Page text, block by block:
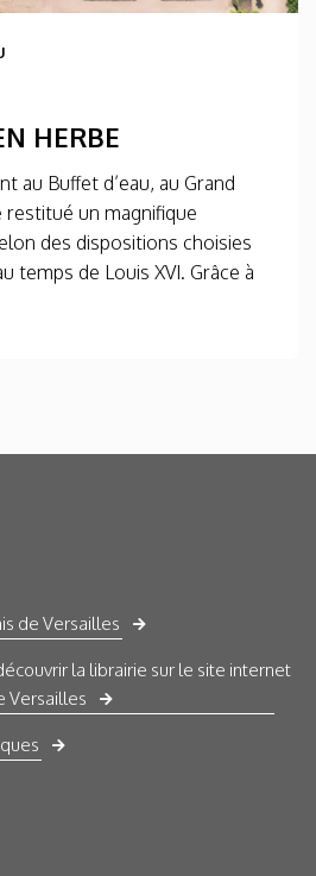
HERBE
au Buffet d’eau, au Grand
restitué un magnifique
des dispositions choisies
temps de Louis XVI. Grâce à
de Versailles
la librairie sur le site internet
Versailles